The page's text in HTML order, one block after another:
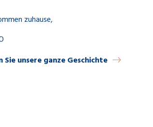
zuhause,
Sie unsere ganze Geschichte